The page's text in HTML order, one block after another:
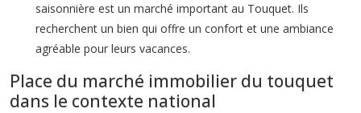
saisonnière est un marché important au Touquet. Ils
recherchent un bien qui offre un confort et une ambiance
agréable pour leurs vacances.
Place du marché immobilier du touquet
dans le contexte national